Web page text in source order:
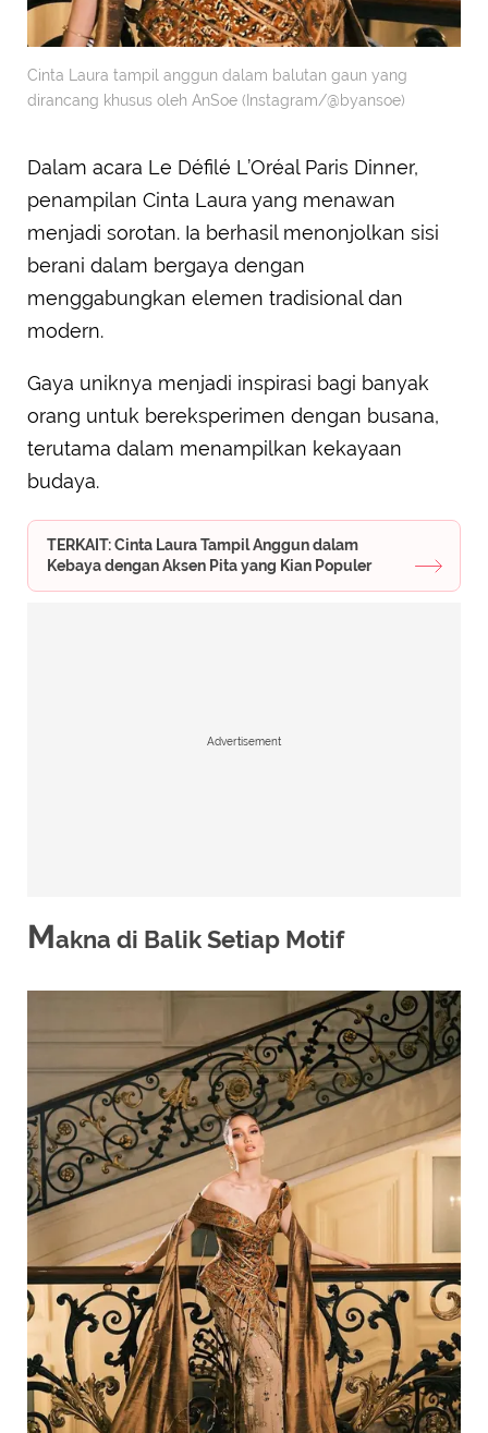
Cinta Laura tampil anggun dalam balutan gaun yang
dirancang khusus oleh AnSoe (Instagram/@byansoe)
Dalam acara Le Défilé L’Oréal Paris Dinner,
penampilan Cinta Laura yang menawan
menjadi sorotan. Ia berhasil menonjolkan sisi
berani dalam bergaya dengan
menggabungkan elemen tradisional dan
modern.
Gaya uniknya menjadi inspirasi bagi banyak
orang untuk bereksperimen dengan busana,
terutama dalam menampilkan kekayaan
budaya.
TERKAIT: Cinta Laura Tampil Anggun dalam
Kebaya dengan Aksen Pita yang Kian Populer
Advertisement
Makna di Balik Setiap Motif